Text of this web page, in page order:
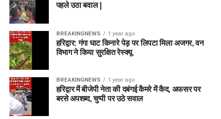
पहले उठा बवाल |
BREAKINGNEWS 1 year ago
हरिद्वार: गंगा घाट किनारे पेड़ पर लिपटा मिला अजगर, वन
विभाग ने किया सुरक्षित रेस्क्यू
BREAKINGNEWS 1 year ago
हरिद्वार में बीजेपी नेता की दबंगई कैमरे में कैद, अफसर पर
बरसे अपशब्द, चुप्पी पर उठे सवाल